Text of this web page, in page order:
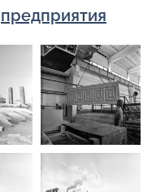
предприятия